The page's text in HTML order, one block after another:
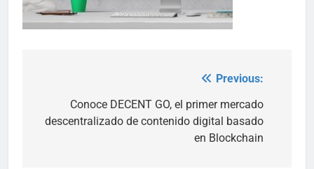
navigation
Previous:
Conoce DECENT GO, el primer mercado
descentralizado de contenido digital basado
en Blockchain